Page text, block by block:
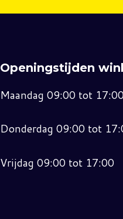
Openingstijden
Maandag 09:00 tot 17:00
Donderdag 09:00 tot
Vrijdag 09:00 tot 17:00